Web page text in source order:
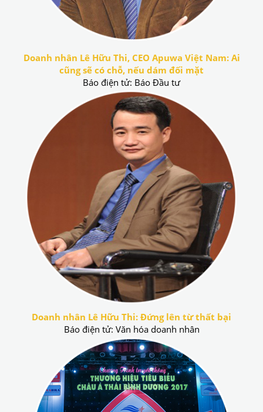
Doanh nhân Lê Hữu Thi, CEO Apuwa Việt Nam: Ai
cũng sẽ có chỗ, nếu dám đối mặt
Báo điện tử: Báo Đầu tư
Doanh nhân Lê Hữu Thi: Đứng lên từ thất bại
Báo điện tử: Văn hóa doanh nhân